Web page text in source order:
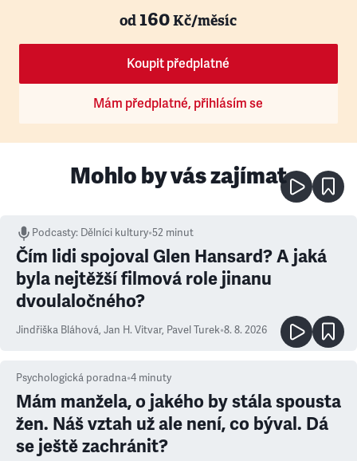
od160Kč/měsíc
Koupit předplatné
Mám předplatné, přihlásím se
Mohlo by vás zajímat
Podcasty: Dělníci kultury•52 minut
Čím lidi spojoval Glen Hansard? A jaká
byla nejtěžší filmová role jinanu
dvoulaločného?
Jindřiška Bláhová, Jan H. Vitvar, Pavel Turek•8. 8. 2026
Psychologická poradna•4 minuty
Mám manžela, o jakého by stála spousta
žen. Náš vztah už ale není, co býval. Dá
se ještě zachránit?